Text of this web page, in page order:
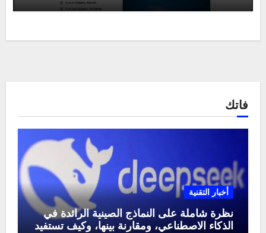
فاتك
أخبار التقنية
نظرة شاملة على النماذج الصينية الرائدة في
الذكاء الاصطناعي، ومقارنة بينها، وكيف تستفيد